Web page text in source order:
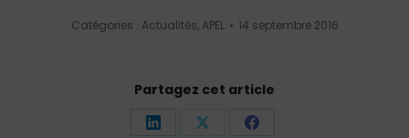
Catégories : Actualités, APEL 14 septembre 2016
Partagez cet article